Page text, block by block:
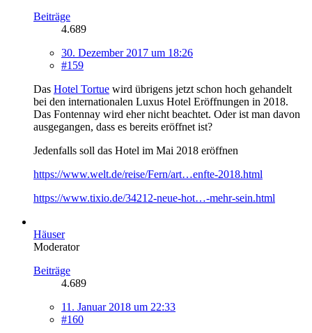
Beiträge
4.689
30. Dezember 2017 um 18:26
#159
Das Hotel Tortue wird übrigens jetzt schon hoch gehandelt
bei den internationalen Luxus Hotel Eröffnungen in 2018.
Das Fontennay wird eher nicht beachtet. Oder ist man davon
ausgegangen, dass es bereits eröffnet ist?
Jedenfalls soll das Hotel im Mai 2018 eröffnen
https://www.welt.de/reise/Fern/art…enfte-2018.html
https://www.tixio.de/34212-neue-hot…-mehr-sein.html
Häuser
Moderator
Beiträge
4.689
11. Januar 2018 um 22:33
#160